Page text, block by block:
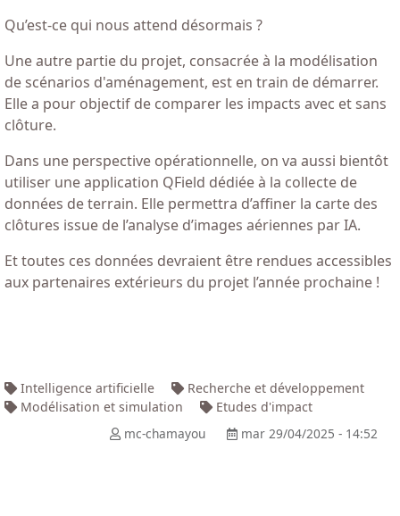
Qu’est-ce qui nous attend désormais ?
Une autre partie du projet, consacrée à la modélisation
de scénarios d'aménagement, est en train de démarrer.
Elle a pour objectif de comparer les impacts avec et sans
clôture.
Dans une perspective opérationnelle, on va aussi bientôt
utiliser une application QField dédiée à la collecte de
données de terrain. Elle permettra d’affiner la carte des
clôtures issue de l’analyse d’images aériennes par IA.
Et toutes ces données devraient être rendues accessibles
aux partenaires extérieurs du projet l’année prochaine !
Intelligence artificielle
Recherche et développement
Modélisation et simulation
Etudes d'impact
mc-chamayou
mar 29/04/2025 - 14:52